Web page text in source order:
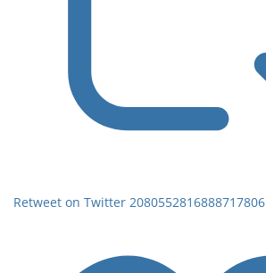
Retweet on Twitter 2080552816888717806